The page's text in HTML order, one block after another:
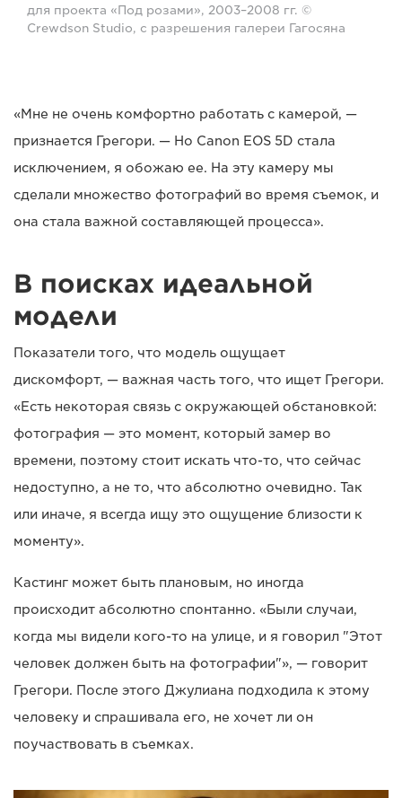
для проекта «Под розами», 2003–2008 гг. ©
Crewdson Studio, с разрешения галереи Гагосяна
«Мне не очень комфортно работать с камерой, —
признается Грегори. — Но Canon EOS 5D стала
исключением, я обожаю ее. На эту камеру мы
сделали множество фотографий во время съемок, и
она стала важной составляющей процесса».
В поисках идеальной
модели
Показатели того, что модель ощущает
дискомфорт, — важная часть того, что ищет Грегори.
«Есть некоторая связь с окружающей обстановкой:
фотография — это момент, который замер во
времени, поэтому стоит искать что-то, что сейчас
недоступно, а не то, что абсолютно очевидно. Так
или иначе, я всегда ищу это ощущение близости к
моменту».
Кастинг может быть плановым, но иногда
происходит абсолютно спонтанно. «Были случаи,
когда мы видели кого-то на улице, и я говорил "Этот
человек должен быть на фотографии"», — говорит
Грегори. После этого Джулиана подходила к этому
человеку и спрашивала его, не хочет ли он
поучаствовать в съемках.